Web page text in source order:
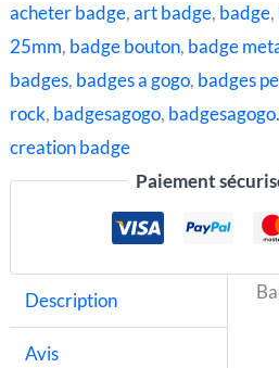
acheter badge,art badge, badge,
25mm, badge bouton, badge
badges, badges a gogo, badges
rock, badgesagogo,
creation badge
Paiement
Description
Avis